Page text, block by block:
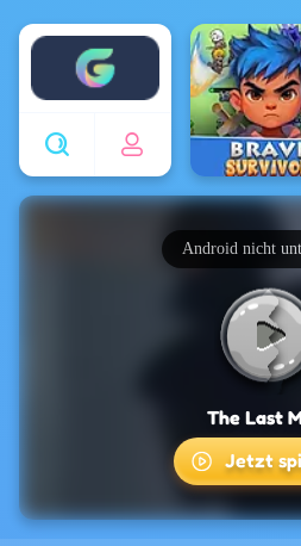
Enjoy4fun
Android nicht
The Last
Jetzt